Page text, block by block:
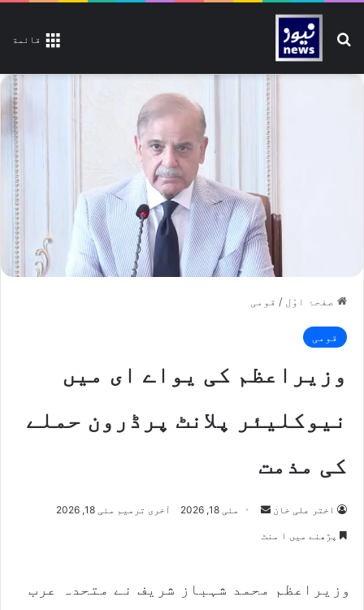
قائمة تلاش کیجیے
صفحۂ اوّل / قومی
قومی
وزیراعظم کی یواے ای میں
نیوکلیئر پلانٹ پرڈرون حملے
کی مذمت
اختر علی خان
Send مئی 18, 2026 آخری ترمیم مئی 18, 2026
پڑھنے میں ۱ منٹ
وزیراعظم محمد شہباز شریف نے متحدہ عرب